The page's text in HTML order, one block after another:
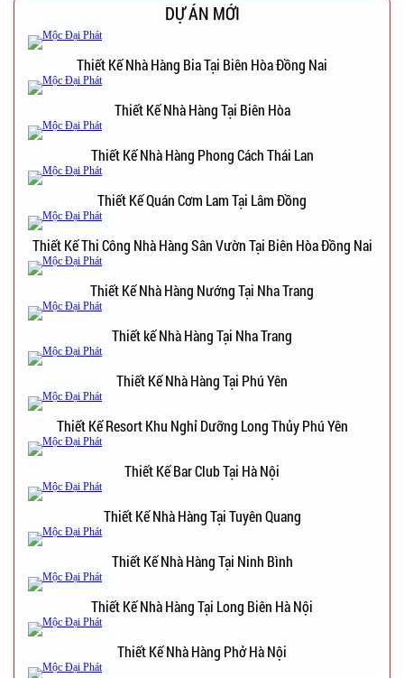
DỰ ÁN MỚI
Thiết Kế Nhà Hàng Bia Tại Biên Hòa Đồng Nai
Thiết Kế Nhà Hàng Tại Biên Hòa
Thiết Kế Nhà Hàng Phong Cách Thái Lan
Thiết Kế Quán Cơm Lam Tại Lâm Đồng
Thiết Kế Thi Công Nhà Hàng Sân Vườn Tại Biên Hòa Đồng Nai
Thiết Kế Nhà Hàng Nướng Tại Nha Trang
Thiết kế Nhà Hàng Tại Nha Trang
Thiết Kế Nhà Hàng Tại Phú Yên
Thiết Kế Resort Khu Nghỉ Dưỡng Long Thủy Phú Yên
Thiết Kế Bar Club Tại Hà Nội
Thiết Kế Nhà Hàng Tại Tuyên Quang
Thiết Kế Nhà Hàng Tại Ninh Bình
Thiết Kế Nhà Hàng Tại Long Biên Hà Nội
Thiết Kế Nhà Hàng Phở Hà Nội